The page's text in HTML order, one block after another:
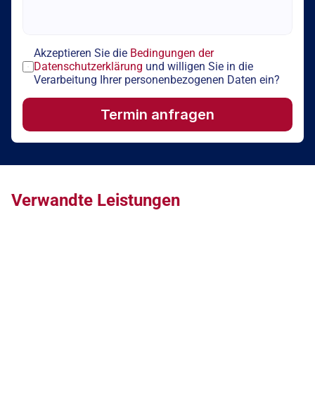
Akzeptieren Sie die Bedingungen der
Datenschutzerklärung und willigen Sie in die
Verarbeitung Ihrer personenbezogenen Daten ein?
Termin anfragen
Verwandte Leistungen